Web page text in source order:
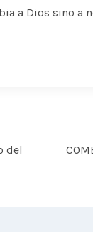
a Dios sino a
del